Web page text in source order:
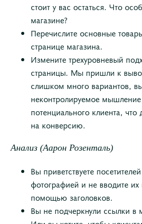
стоит у вас остаться. Что
магазине?
Перечислите основные
странице магазина.
Измените трехуровневый
страницы. Мы пришли к
слишком много вариантов,
неконтролируемое
потенциального клиента, что
на конверсию.
Анализ (Аарон Розенталь)
Вы приветствуете
фотографией и не вводите их
помощью заголовков.
Вы не подчеркнули ссылки в